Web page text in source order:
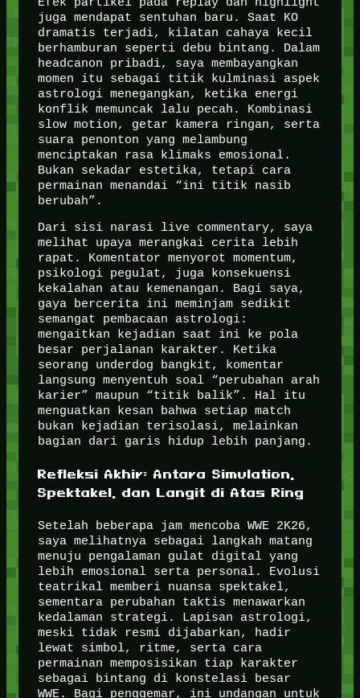
juga mendapat sentuhan baru. Saat KO
dramatis terjadi, kilatan cahaya kecil
berhamburan seperti debu bintang. Dalam
headcanon pribadi, saya membayangkan
momen itu sebagai titik kulminasi aspek
astrologi menegangkan, ketika energi
konflik memuncak lalu pecah. Kombinasi
slow motion, getar kamera ringan, serta
suara penonton yang melambung
menciptakan rasa klimaks emosional.
Bukan sekadar estetika, tetapi cara
permainan menandai “ini titik nasib
berubah”.
Dari sisi narasi live commentary, saya
melihat upaya merangkai cerita lebih
rapat. Komentator menyorot momentum,
psikologi pegulat, juga konsekuensi
kekalahan atau kemenangan. Bagi saya,
gaya bercerita ini meminjam sedikit
semangat pembacaan astrologi:
mengaitkan kejadian saat ini ke pola
besar perjalanan karakter. Ketika
seorang underdog bangkit, komentar
langsung menyentuh soal “perubahan arah
karier” maupun “titik balik”. Hal itu
menguatkan kesan bahwa setiap match
bukan kejadian terisolasi, melainkan
bagian dari garis hidup lebih panjang.
Refleksi Akhir: Antara Simulation,
Spektakel, dan Langit di Atas Ring
Setelah beberapa jam mencoba WWE 2K26,
saya melihatnya sebagai langkah matang
menuju pengalaman gulat digital yang
lebih emosional serta personal. Evolusi
teatrikal memberi nuansa spektakel,
sementara perubahan taktis menawarkan
kedalaman strategi. Lapisan astrologi,
meski tidak resmi dijabarkan, hadir
lewat simbol, ritme, serta cara
permainan memposisikan tiap karakter
sebagai bintang di konstelasi besar
WWE. Bagi penggemar, ini undangan untuk